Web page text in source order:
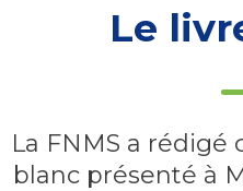
Le
La FNMS a
blanc présenté à